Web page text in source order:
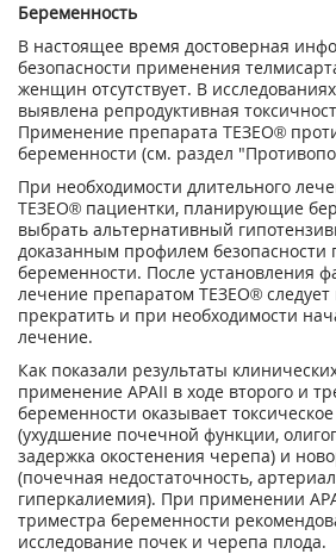
Беременность
В настоящее время достоверная
безопасности применения
женщин отсутствует. В
выявлена репродуктивная
Применение препарата ТЕЗЕО®
беременности (см. раздел
При необходимости длительного
ТЕЗЕО® пациентки, планирующие
выбрать альтернативный
доказанным профилем
беременности. После установления
лечение препаратом ТЕЗЕО®
прекратить и при необходимости
лечение.
Как показали результаты
применение АРАII в ходе второго и
беременности оказывает
(ухудшение почечной функции,
задержка окостенения черепа) и
(почечная недостаточность,
гиперкалиемия). При применении
триместра беременности
исследование почек и черепа плода.